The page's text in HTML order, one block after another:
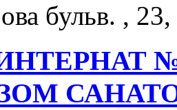
бульв. ,